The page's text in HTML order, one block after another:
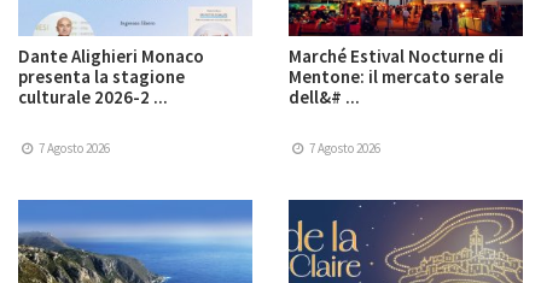
Dante Alighieri Monaco
presenta la stagione
culturale 2026-2 ...
7 Agosto 2026
Marché Estival Nocturne di
Mentone: il mercato serale
dell&# ...
7 Agosto 2026